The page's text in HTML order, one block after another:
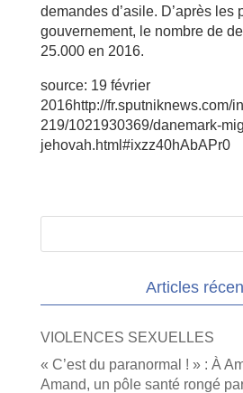
demandes d’asile. D’après les
gouvernement, le nombre de
25.000 en 2016.
source: 19 février
2016http://fr.sputniknews.com/
219/1021930369/danemark-
jehovah.html#ixzz40hAbAPr0
Articles
VIOLENCES SEXUELLES
« C’est du paranormal ! » : À
Amand, un pôle santé rongé